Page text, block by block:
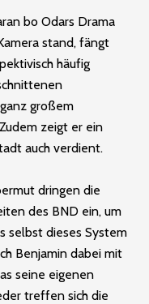
bo Odars Drama
stand, fängt
häufig
großem
zeigt er ein
auch verdient.
dringen die
des BND ein, um
selbst dieses System
Benjamin dabei mit
seine eigenen
treffen sich die